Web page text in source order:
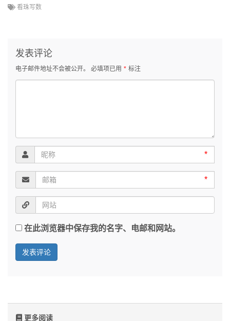
看珠写数
发表评论
电子邮件地址不会被公开。 必填项已用 * 标注
*
*
在此浏览器中保存我的名字、电邮和网站。
更多阅读